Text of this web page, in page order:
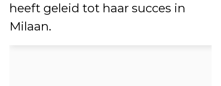
heeft geleid tot haar succes in
Milaan.